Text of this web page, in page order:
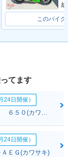
このバイク
てます
日開催）
日開催）
ＥＧ(カワサキ)